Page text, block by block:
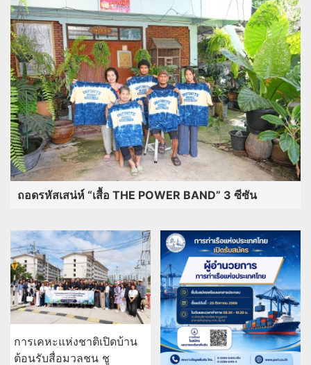
ถอดรหัสเสน่ห์ “เสื้อ THE POWER BAND” 3 ซีซัน
การเคหะแห่งชาติเปิดบ้าน
ต้อนรับสื่อมวลชน ชู